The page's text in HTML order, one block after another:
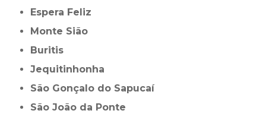
Espera Feliz
Monte Sião
Buritis
Jequitinhonha
São Gonçalo do Sapucaí
São João da Ponte